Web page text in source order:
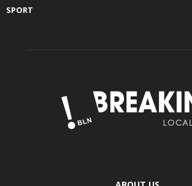
SPORT